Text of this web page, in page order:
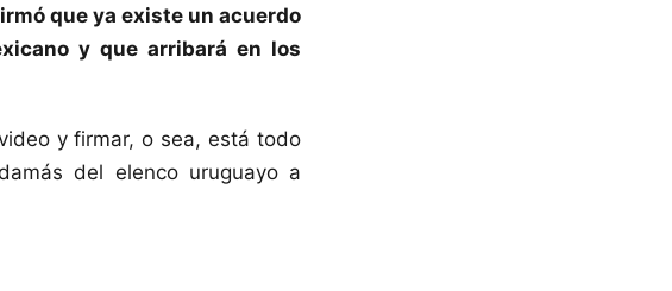
que ya existe un acuerdo
y que arribará en los
y firmar, o sea, está todo
del elenco uruguayo a